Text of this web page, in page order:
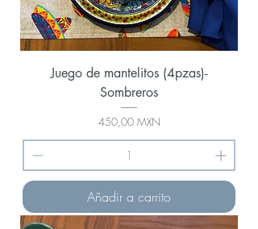
Juego de mantelitos (4pzas)-
Sombreros
Precio
450,00 MXN
Añadir a carrito